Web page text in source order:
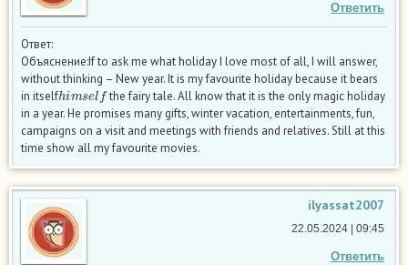
Ответить
Ответ:
Объяснение:If to ask me what holiday I love most of all, I will answer,
without thinking – New year. It is my favourite holiday because it bears
in itself
himself
the fairy tale. All know that it is the only magic holiday
in a year. He promises many gifts, winter vacation, entertainments, fun,
campaigns on a visit and meetings with friends and relatives. Still at this
time show all my favourite movies.
ilyassat2007
Ответить
22.05.2024 | 09:45